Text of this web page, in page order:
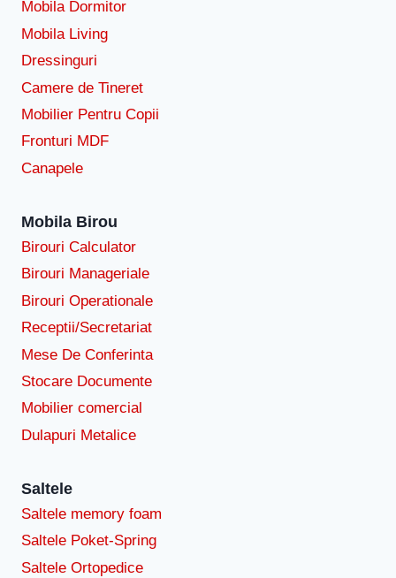
Mobila Dormitor
Mobila Living
Dressinguri
Camere de Tineret
Mobilier Pentru Copii
Fronturi MDF
Canapele
Mobila Birou
Birouri Calculator
Birouri Manageriale
Birouri Operationale
Receptii/Secretariat
Mese De Conferinta
Stocare Documente
Mobilier comercial
Dulapuri Metalice
Saltele
Saltele memory foam
Saltele Poket-Spring
Saltele Ortopedice